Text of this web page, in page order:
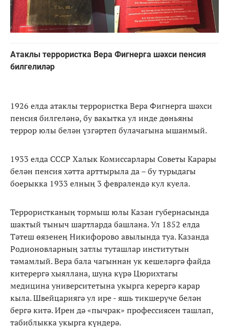
Атаклы террористка Вера Фигнерга шәхси пенсия
билгелиләр
1926 елда атаклы террористка Вера Фигнерга шәхси
пенсия билгеләнә, бу вакытка ул инде дөньяны
террор юлы белән үзгәртеп булачагына ышанмый.
1933 елда СССР Халык Комиссарлары Советы Карары
белән пенсия хәтта арттырыла да – бу турыдагы
боерыкка 1933 елның 3 февралендә кул куела.
Террористканың тормыш юлы Казан губернасында
шактый тыныч шартларда башлана. Ул 1852 елда
Тәтеш өязенең Никифорово авылында туа. Казанда
Родионовларның затлы туташлар институтын
тәмамлый. Вера бала чагыннан ук кешеләргә файда
китерергә хыяллана, шуңа күрә Цюрихтагы
медицина университетына укырга керергә карар
кыла. Швейцариягә ул ире - яшь тикшерүче белән
бергә китә. Ирен дә «пычрак» профессиясен ташлап,
табиблыкка укырга күндерә.